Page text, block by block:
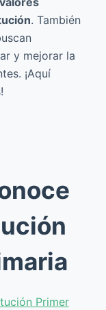
. También
y mejorar la
¡Aquí
Primer